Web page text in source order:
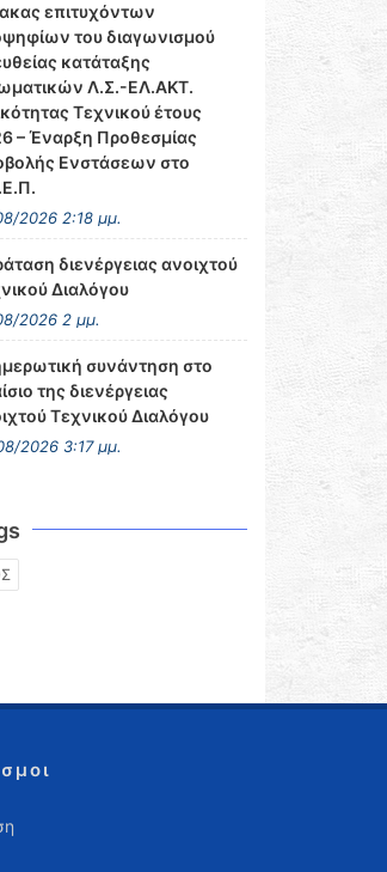
επιτυχόντων
του διαγωνισμού
κατάταξης
Λ.Σ.-ΕΛ.ΑΚΤ.
Τεχνικού έτους
– Έναρξη Προθεσμίας
Ενστάσεων στο
2026 2:18 μμ.
διενέργειας ανοιχτού
Διαλόγου
2026 2 μμ.
συνάντηση στο
της διενέργειας
Τεχνικού Διαλόγου
2026 3:17 μμ.